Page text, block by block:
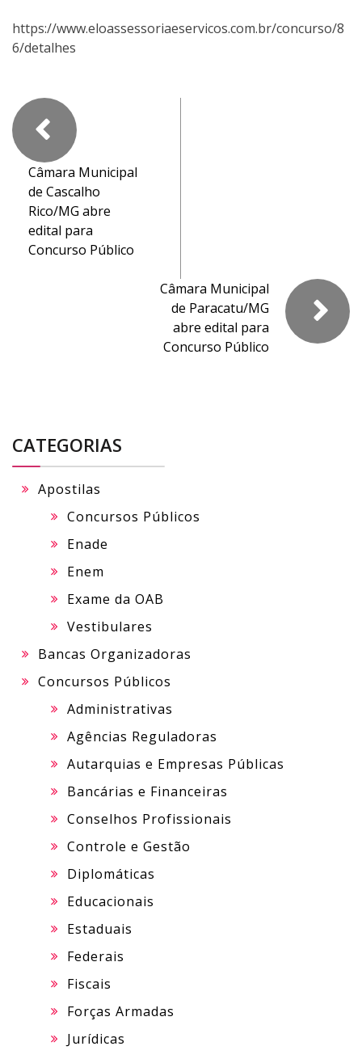
https://www.eloassessoriaeservicos.com.br/concurso/8
6/detalhes
Câmara Municipal
de Cascalho
Rico/MG abre
edital para
Concurso Público
Câmara Municipal
de Paracatu/MG
abre edital para
Concurso Público
CATEGORIAS
Apostilas
Concursos Públicos
Enade
Enem
Exame da OAB
Vestibulares
Bancas Organizadoras
Concursos Públicos
Administrativas
Agências Reguladoras
Autarquias e Empresas Públicas
Bancárias e Financeiras
Conselhos Profissionais
Controle e Gestão
Diplomáticas
Educacionais
Estaduais
Federais
Fiscais
Forças Armadas
Jurídicas